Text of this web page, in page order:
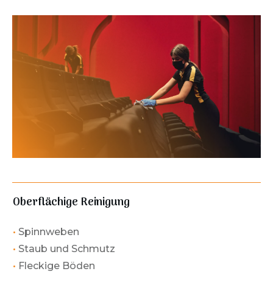
Oberflächige Reinigung
• Spinnweben
• Staub und Schmutz
• Fleckige Böden